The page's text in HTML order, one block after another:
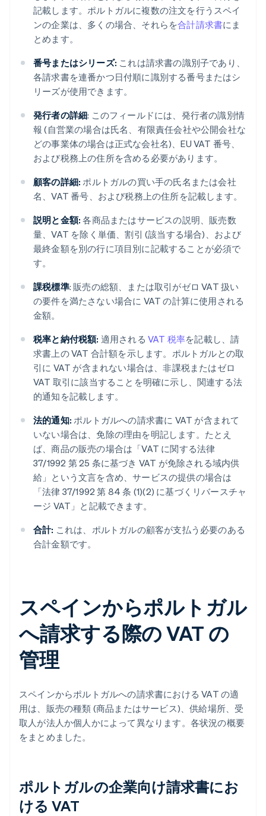
記載します。ポルトガルに複数の注文を行うスペイ
ンの企業は、多くの場合、それらを合計請求書にま
とめます。
番号またはシリーズ: これは請求書の識別子であり、
各請求書を連番かつ日付順に識別する番号またはシ
リーズが使用できます。
発行者の詳細: このフィールドには、発行者の識別情
報 (自営業の場合は氏名、有限責任会社や公開会社な
どの事業体の場合は正式な会社名)、EU VAT 番号、
および税務上の住所を含める必要があります。
顧客の詳細: ポルトガルの買い手の氏名または会社
名、VAT 番号、および税務上の住所を記載します。
説明と金額: 各商品またはサービスの説明、販売数
量、VAT を除く単価、割引 (該当する場合)、および
最終金額を別の行に項目別に記載することが必須で
す。
課税標準: 販売の総額、または取引がゼロ VAT 扱い
の要件を満たさない場合に VAT の計算に使用される
金額。
税率と納付税額: 適用されるVAT 税率を記載し、請
求書上の VAT 合計額を示します。ポルトガルとの取
引に VAT が含まれない場合は、非課税またはゼロ
VAT 取引に該当することを明確に示し、関連する法
的通知を記載します。
法的通知: ポルトガルへの請求書に VAT が含まれて
いない場合は、免除の理由を明記します。たとえ
ば、商品の販売の場合は「VAT に関する法律
37/1992 第 25 条に基づき VAT が免除される域内供
給」という文言を含め、サービスの提供の場合は
「法律 37/1992 第 84 条 (1)(2) に基づくリバースチャ
ージ VAT」と記載できます。
合計: これは、ポルトガルの顧客が支払う必要のある
合計金額です。
スペインからポルトガル
へ請求する際の VAT の
管理
スペインからポルトガルへの請求書における VAT の適
用は、販売の種類 (商品またはサービス)、供給場所、受
取人が法人か個人かによって異なります。各状況の概要
をまとめました。
ポルトガルの企業向け請求書にお
ける VAT